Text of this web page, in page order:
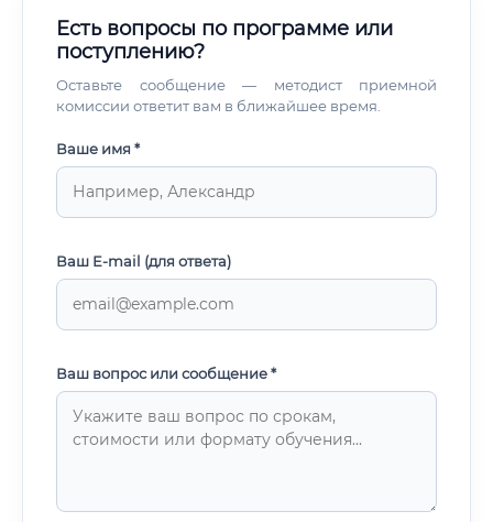
Есть вопросы по программе или
поступлению?
Оставьте сообщение — методист приемной
комиссии ответит вам в ближайшее время.
Ваше имя *
Ваш E-mail (для ответа)
Ваш вопрос или сообщение *